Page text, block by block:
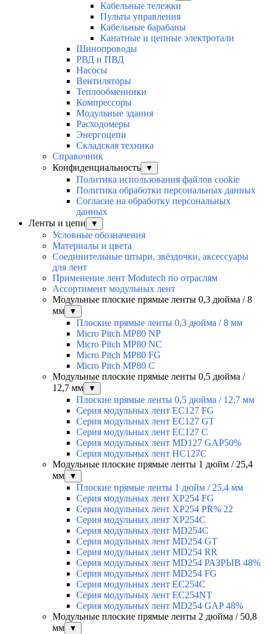
Кабельные тележки
Пульты управления
Кабельные барабаны
Канатные и цепные электротали
Шинопроводы
РВД и ПВД
Насосы
Вентиляторы
Теплообменники
Компрессоры
Модульные здания
Расходомеры
Энергоцепи
Складская техника
Справочник
Конфиденциальность
▼
Политика использования файлов cookie
Политика обработки персональных данных
Согласие на обработку персональных
данных
Ленты и цепи
▼
Условные обозначения
Материалы и цвета
Соединительные штыри, звёздочки, аксессуары
для лент
Применение лент Modutech по отраслям
Ассортимент модульных лент
Модульные плоские прямые ленты 0,3 дюйма / 8
мм
▼
Плоские прямые ленты 0,3 дюйма / 8 мм
Micro Pitch MP80 NP
Micro Pitch MP80 NС
Micro Pitch MP80 FG
Micro Pitch MP80 С
Модульные плоские прямые ленты 0,5 дюйма /
12,7 мм
▼
Плоские прямые ленты 0,5 дюйма / 12,7 мм
Серия модульных лент EC127 FG
Серия модульных лент EC127 GT
Серия модульных лент EC127 С
Серия модульных лент MD127 GAP50%
Серия модульных лент HC127C
Модульные плоские прямые ленты 1 дюйм / 25,4
мм
▼
Плоские прямые ленты 1 дюйм / 25,4 мм
Серия модульных лент XP254 FG
Серия модульных лент XP254 PR% 22
Серия модульных лент XP254C
Серия модульных лент MD254C
Серия модульных лент MD254 GT
Серия модульных лент MD254 RR
Серия модульных лент MD254 РАЗРЫВ 48%
Серия модульных лент MD254 FG
Серия модульных лент EC254C
Серия модульных лент EC254NT
Серия модульных лент MD254 GAP 48%
Модульные плоские прямые ленты 2 дюйма / 50,8
мм
▼